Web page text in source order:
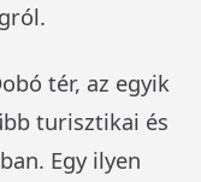
tér, az egyik
turisztikai és
Egy ilyen